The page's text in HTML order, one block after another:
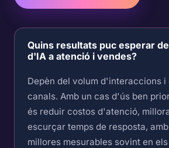
Quins resultats puc esperar
d'IA a atenció i vendes?
Depèn del volum d'interaccions i
canals. Amb un cas d'ús ben
és reduir costos d'atenció,
escurçar temps de resposta,
millores mesurables sovint en